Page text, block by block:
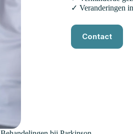
✓ Veranderingen
Contact